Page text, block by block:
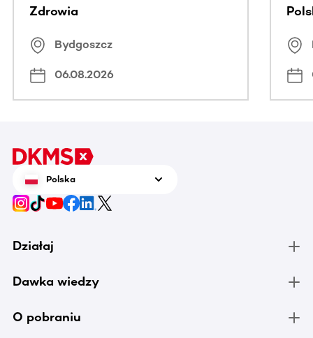
Zdrowia
Bydgoszcz
06.08.2026
Polska
Działaj
Dawka wiedzy
O pobraniu